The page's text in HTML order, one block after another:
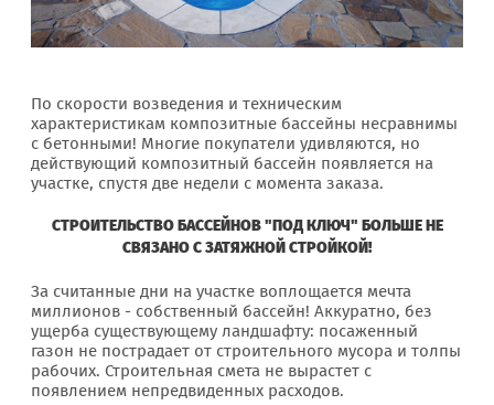
По скорости возведения и техническим
характеристикам композитные бассейны несравнимы
с бетонными! Многие покупатели удивляются, но
действующий композитный бассейн появляется на
участке, спустя две недели с момента заказа.
СТРОИТЕЛЬСТВО БАССЕЙНОВ "ПОД КЛЮЧ" БОЛЬШЕ НЕ
СВЯЗАНО С ЗАТЯЖНОЙ СТРОЙКОЙ!
За считанные дни на участке воплощается мечта
миллионов - собственный бассейн! Аккуратно, без
ущерба существующему ландшафту: посаженный
газон не пострадает от строительного мусора и толпы
рабочих. Строительная смета не вырастет с
появлением непредвиденных расходов.